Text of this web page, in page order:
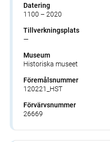
Datering
1100 – 2020
Tillverkningsplats
—
Museum
Historiska museet
Föremålsnummer
120221_HST
Förvärvsnummer
26669